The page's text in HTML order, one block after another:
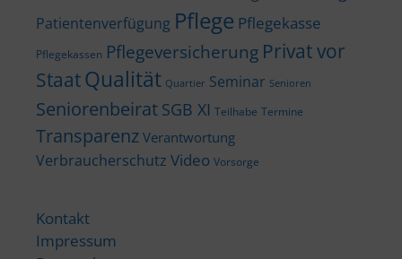
Patientenverfügung Pflege Pflegekasse
Pflegekassen Pflegeversicherung Privat vor
StaatQualität Quartier Seminar Senioren
Seniorenbeirat SGB XI Teilhabe Termine
Transparenz Verantwortung
Verbraucherschutz Video Vorsorge
Kontakt
Impressum